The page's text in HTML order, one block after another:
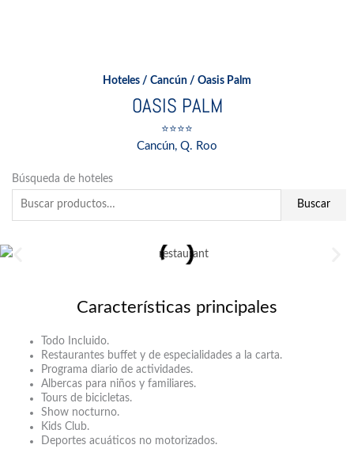
Hoteles / Cancún / Oasis Palm
OASIS PALM
⭐⭐⭐⭐
Cancún, Q. Roo
Búsqueda de hoteles
Buscar
por:
Buscar
Características principales
Todo Incluido.
Restaurantes buffet y de especialidades a la carta.
Programa diario de actividades.
Albercas para niños y familiares.
Tours de bicicletas.
Show nocturno.
Kids Club.
Deportes acuáticos no motorizados.